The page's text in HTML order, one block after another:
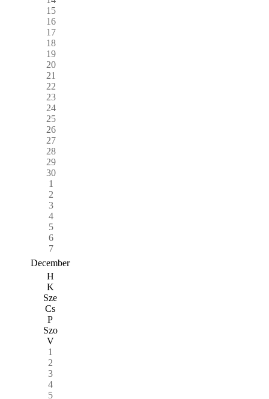
15
16
17
18
19
20
21
22
23
24
25
26
27
28
29
30
1
2
3
4
5
6
7
December
H
K
Sze
Cs
P
Szo
V
1
2
3
4
5